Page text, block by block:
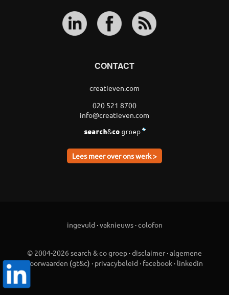
CONTACT
creatieven.com
020 521 8700
info@creatieven.com
Lees meer over ons werk >
ingevuld ·vaknieuws·colofon
© 2004-2026 search & co groep ·disclaimer ·algemene
voorwaarden (gt&c) · privacybeleid · facebook · linkedin